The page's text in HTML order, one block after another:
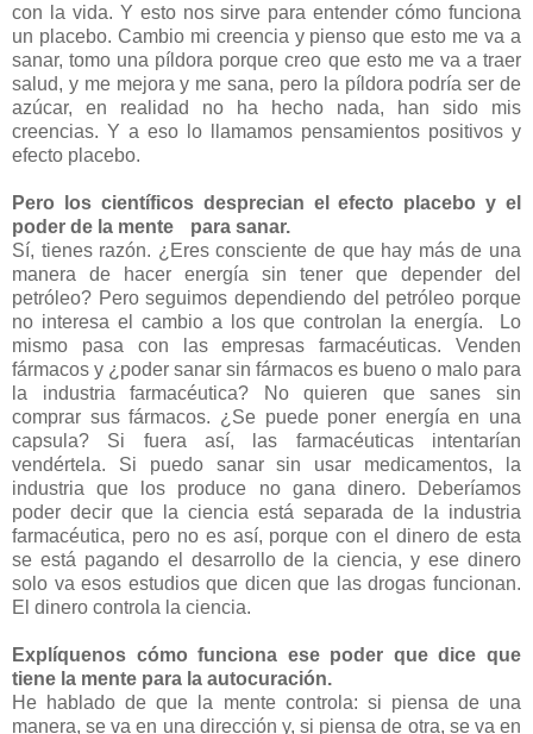
con la vida. Y esto nos sirve para entender cómo funciona
un placebo. Cambio mi creencia y pienso que esto me va a
sanar, tomo una píldora porque creo que esto me va a traer
salud, y me mejora y me sana, pero la píldora podría ser de
azúcar, en realidad no ha hecho nada, han sido mis
creencias. Y a eso lo llamamos pensamientos positivos y
efecto placebo.
Pero los científicos desprecian el efecto placebo y el
poder de la mente para sanar.
Sí, tienes razón. ¿Eres consciente de que hay más de una
manera de hacer energía sin tener que depender del
petróleo? Pero seguimos dependiendo del petróleo porque
no interesa el cambio a los que controlan la energía. Lo
mismo pasa con las empresas farmacéuticas. Venden
fármacos y ¿poder sanar sin fármacos es bueno o malo para
la industria farmacéutica? No quieren que sanes sin
comprar sus fármacos. ¿Se puede poner energía en una
capsula? Si fuera así, las farmacéuticas intentarían
vendértela. Si puedo sanar sin usar medicamentos, la
industria que los produce no gana dinero. Deberíamos
poder decir que la ciencia está separada de la industria
farmacéutica, pero no es así, porque con el dinero de esta
se está pagando el desarrollo de la ciencia, y ese dinero
solo va esos estudios que dicen que las drogas funcionan.
El dinero controla la ciencia.
Explíquenos cómo funciona ese poder que dice que
tiene la mente para la autocuración.
He hablado de que la mente controla: si piensa de una
manera, se va en una dirección y, si piensa de otra, se va en